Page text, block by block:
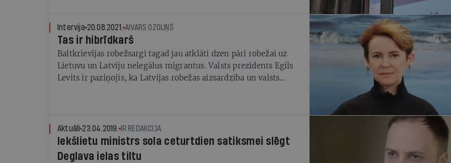
kolēģiem un piedāvāju kā risinājumu sieviešu patversmi. Nodevu
Iekšlietu ministrijas pārstāvjiem visus kontaktus un uzskatīju,
ka situāciju atrisināju.
Intervija 20.08.2021. AIVARS OZOLIŅŠ
Tas ir hibrīdkarš
Baltkrievijas robežsargi tagad jau atklāti dzen pāri robežai uz
Lietuvu un Latviju nelegālus migrantus. Valsts prezidents Egils
Levits ir paziņojis, ka Latvijas robežas aizsardzība un valsts
Aktuāli 23.04.2019. IR REDAKCIJA
Iekšlietu ministrs sola ceturtdien satiksmei slēgt
Deglava ielas tiltu